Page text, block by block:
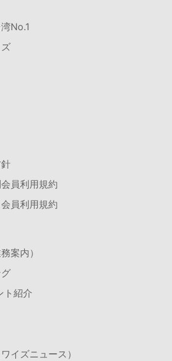
No.1
員利用規約
員利用規約
案内）
ト紹介
イズニュース）